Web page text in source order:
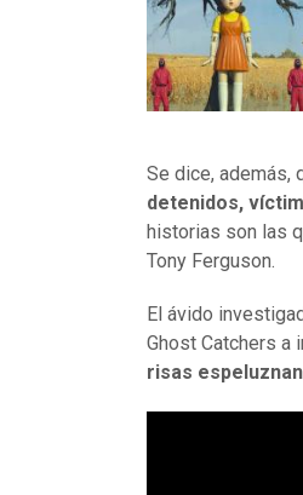
Se dice, además,
detenidos,
historias son las
Tony Ferguson.
El ávido
Ghost Catchers a
risas